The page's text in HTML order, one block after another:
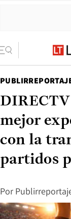
mejor
con la
partidos
Por